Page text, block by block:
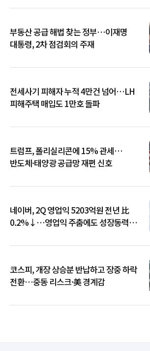
부동산 공급 해법 찾는 정부…이재명
대통령, 2차 점검회의 주재
전세사기 피해자 누적 4만건 넘어…LH
피해주택 매입도 1만호 돌파
트럼프, 폴리실리콘에 15% 관세…
반도체·태양광 공급망 재편 신호
네이버, 2Q 영업익 5203억원 전년 比
0.2%↓…영업익 주춤에도 성장동력
코스피, 개장 상승분 반납하고 장중 하락
전환…중동 리스크·美 경계감